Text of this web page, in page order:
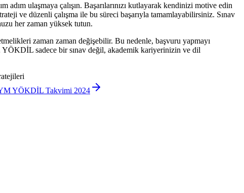
ulaşmaya çalışın. Başarılarınızı kutlayarak kendinizi motive edin
ve düzenli çalışma ile bu süreci başarıyla tamamlayabilirsiniz. Sınav
her zaman yüksek tutun.
zaman zaman değişebilir. Bu nedenle, başvuru yapmayı
sadece bir sınav değil, akademik kariyerinizin ve dil
YÖKDİL Takvimi 2024